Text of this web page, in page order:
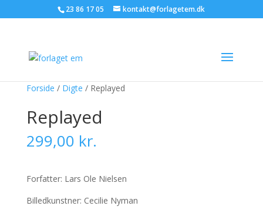
23 86 17 05 kontakt@forlagetem.dk
Forside / Digte / Replayed
Replayed
299,00 kr.
Forfatter: Lars Ole Nielsen
Billedkunstner: Cecilie Nyman